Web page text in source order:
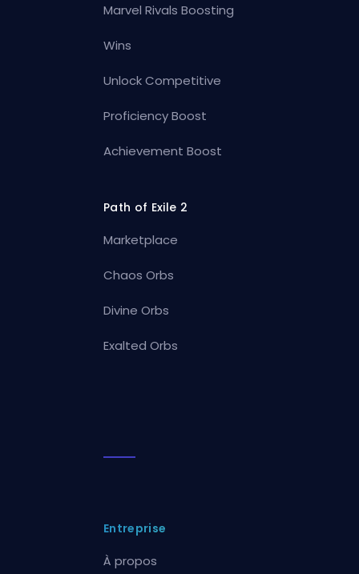
Marvel Rivals Boosting
Wins
Unlock Competitive
Proficiency Boost
Achievement Boost
Path of Exile 2
Marketplace
Chaos Orbs
Divine Orbs
Exalted Orbs
Entreprise
À propos